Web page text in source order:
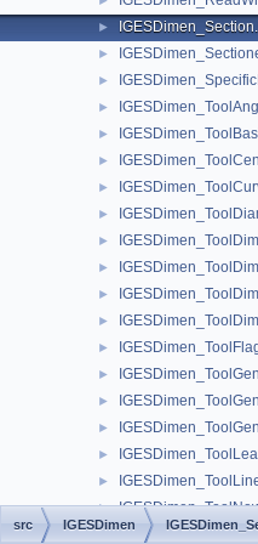
►
►
►
►
►
►
►
►
►
►
►
►
►
►
►
►
►
►
►
►
src IGESDimen